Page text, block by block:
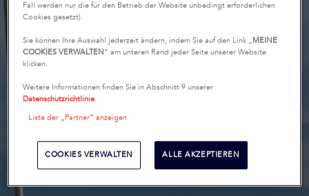
Fall werden nur die für den Betrieb der Website unbedingt erforderlichen
Cookies gesetzt).
Sie können Ihre Auswahl jederzeit ändern, indem Sie auf den Link „MEINE
COOKIES VERWALTEN“ am unteren Rand jeder Seite unserer Website
klicken.
Weitere Informationen finden Sie in Abschnitt 9 unserer
Datenschutzrichtlinie.
Liste der „Partner“ anzeigen
COOKIES VERWALTEN ALLE AKZEPTIEREN